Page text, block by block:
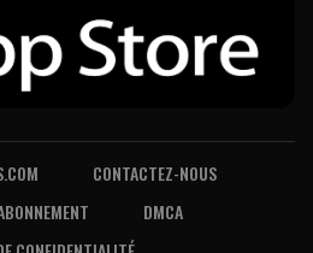
CONTACTEZ-NOUS
DMCA